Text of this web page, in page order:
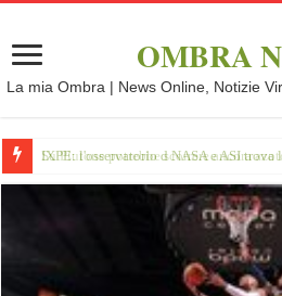
OMBRA
La mia Ombra | News Online, Notizie
IXPE: l'osservatorio d NASA e ASI